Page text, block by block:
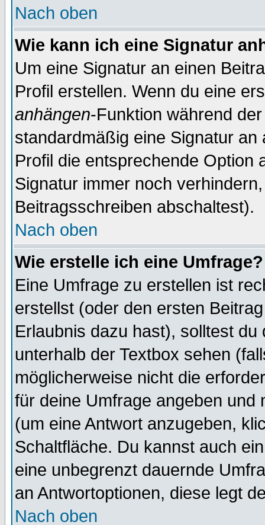
Nach oben
Wie kann ich eine Signatur
Um eine Signatur an einen
Profil erstellen. Wenn du eine
anhängen-Funktion während
standardmäßig eine Signatur
Profil die entsprechende Option
Signatur immer noch
Beitragsschreiben abschaltest).
Nach oben
Wie erstelle ich eine Umfrage?
Eine Umfrage zu erstellen ist
erstellst (oder den ersten
Erlaubnis dazu hast), solltest
unterhalb der Textbox sehen
möglicherweise nicht die
für deine Umfrage angeben und
(um eine Antwort anzugeben,
Schaltfläche. Du kannst auch
eine unbegrenzt dauernde
an Antwortoptionen, diese legt
Nach oben